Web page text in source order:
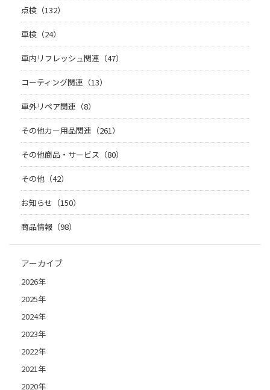
点検（132）
車検（24）
車内リフレッシュ関連（47）
コーティング関連（13）
車外リペア関連（8）
その他カー用品関連（261）
その他商品・サービス（80）
その他（42）
お知らせ（150）
商品情報（98）
アーカイブ
2026年
2025年
2024年
2023年
2022年
2021年
2020年